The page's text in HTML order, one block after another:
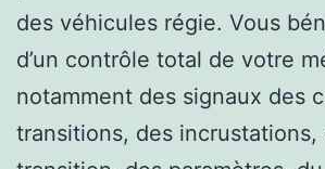
des véhicules régie. Vous
d’un contrôle total de votre
notamment des signaux des
transitions, des incrustations,